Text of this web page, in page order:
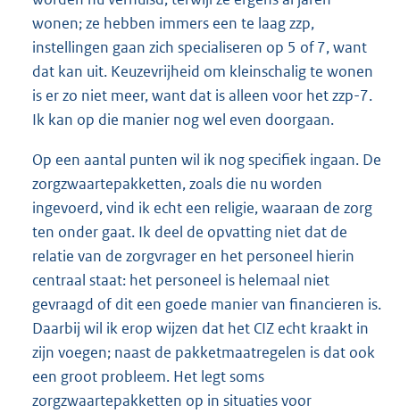
wonen; ze hebben immers een te laag zzp,
instellingen gaan zich specialiseren op 5 of 7, want
dat kan uit. Keuzevrijheid om kleinschalig te wonen
is er zo niet meer, want dat is alleen voor het zzp-7.
Ik kan op die manier nog wel even doorgaan.
Op een aantal punten wil ik nog specifiek ingaan. De
zorgzwaartepakketten, zoals die nu worden
ingevoerd, vind ik echt een religie, waaraan de zorg
ten onder gaat. Ik deel de opvatting niet dat de
relatie van de zorgvrager en het personeel hierin
centraal staat: het personeel is helemaal niet
gevraagd of dit een goede manier van financieren is.
Daarbij wil ik erop wijzen dat het CIZ echt kraakt in
zijn voegen; naast de pakketmaatregelen is dat ook
een groot probleem. Het legt soms
zorgzwaartepakketten op in situaties voor